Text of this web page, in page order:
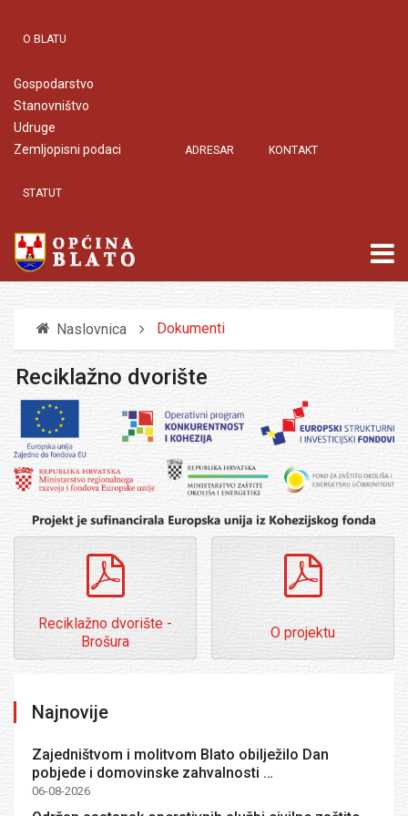
O BLATU
Gospodarstvo
Stanovništvo
Udruge
Zemljopisni podaci
ADRESAR KONTAKT
STATUT
Naslovnica Dokumenti
Reciklažno dvorište
Reciklažno dvorište -
Brošura
O projektu
Najnovije
Zajedništvom i molitvom Blato obilježilo Dan
pobjede i domovinske zahvalnosti …
06-08-2026